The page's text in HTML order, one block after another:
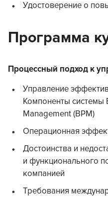
Удостоверение о
Программа
Процессный подход к
Управление
Компоненты системы
Management (BPM)
Операционная
Достоинства и
и функционального
компанией
Требования